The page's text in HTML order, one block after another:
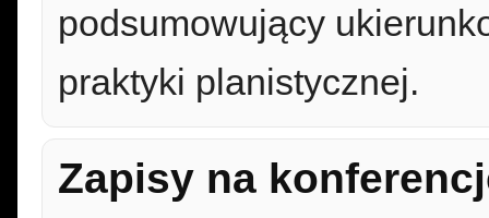
podsumowujący
praktyki planistycznej.
Zapisy na